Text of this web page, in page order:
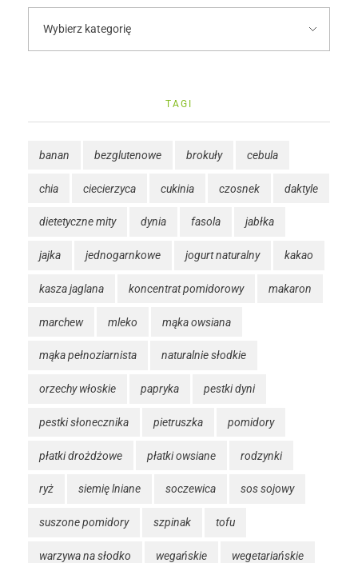
TAGI
banan bezglutenowe brokuły cebula
chia ciecierzyca cukinia czosnek daktyle
dietetyczne mity dynia fasola jabłka
jajka jednogarnkowe jogurt naturalny kakao
kasza jaglana koncentrat pomidorowy makaron
marchew mleko mąka owsiana
mąka pełnoziarnista naturalnie słodkie
orzechy włoskie papryka pestki dyni
pestki słonecznika pietruszka pomidory
płatki drożdżowe płatki owsiane rodzynki
ryż siemię lniane soczewica sos sojowy
suszone pomidory szpinak tofu
warzywa na słodko wegańskie wegetariańskie